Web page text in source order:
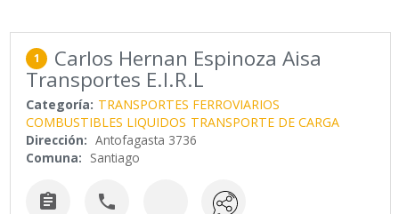
1 Carlos Hernan Espinoza Aisa
Transportes E.I.R.L
Categoría: TRANSPORTES FERROVIARIOS
COMBUSTIBLES LIQUIDOS TRANSPORTE DE CARGA
Dirección: Antofagasta 3736
Comuna: Santiago
 